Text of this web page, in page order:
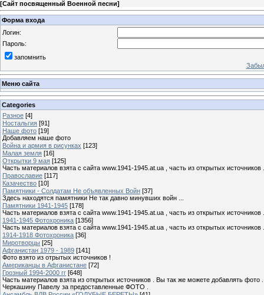
[Сайт посвященный Военной песни]
Форма входа
Логин:
Пароль:
запомнить
Меню сайта
Categories
Разное [4]
Ностальгия [91]
Наше фото [19]
Добавляем наше фото
Война и армия в рисунках [123]
Малая земля [16]
Открытки 9 мая [125]
Часть материалов взята с сайта www.1941-1945.at.ua , часть из открытых
Православие [117]
Казачество [10]
Памятники - Солдатам Не объявленных Войн [37]
Здесь находятся памятники Не так давно минувших войн ...
Памятники 1941-1945 [178]
Часть материалов взята с сайта www.1941-1945.at.ua , часть из открытых
1941-1945 Фотохроника [1356]
Часть материалов взята с сайта www.1941-1945.at.ua , часть из открытых
1914-1918 Фотохроника [36]
Миротворцы [25]
Афганистан 1979 - 1989 [141]
Фото взято из отрытых источников !
Американцы в Афганистане [72]
Грозный 1994-2000 гг [648]
Часть материалов взята из открытых источников . Вы так же можете добавлять
Черкашину Павелу за предоставленные ФОТО .